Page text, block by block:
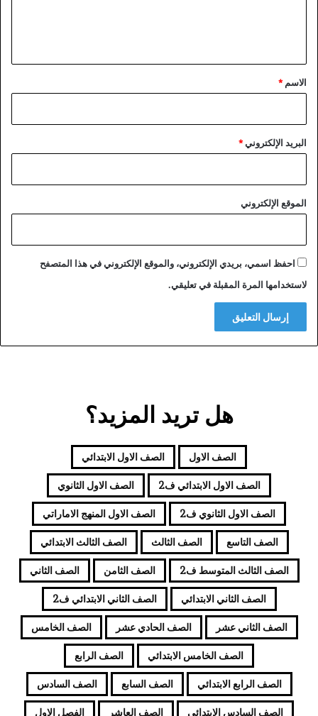
*
الاسم *
البريد الإلكتروني*
الموقع الإلكتروني
احفظ اسمي، بريدي الإلكتروني، والموقع الإلكتروني في هذا المتصفح
لاستخدامها المرة المقبلة في تعليقي.
هل تريد المزيد؟
الصف الاول الصف الاول الابتدائي
الصف الاول الابتدائي ف2 الصف الاول الثانوي
الصف الاول الثانوي ف2 الصف الاول المنهج الاماراتي
الصف التاسع الصف الثالث الصف الثالث الابتدائي
الصف الثالث المتوسط ف2 الصف الثامن الصف الثاني
الصف الثاني الابتدائي الصف الثاني الابتدائي ف2
الصف الثاني عشر الصف الحادي عشر الصف الخامس
الصف الخامس الابتدائي الصف الرابع
الصف الرابع الابتدائي الصف السابع الصف السادس
الصف السادس الابتدائي الصف العاشر الفصل الاول